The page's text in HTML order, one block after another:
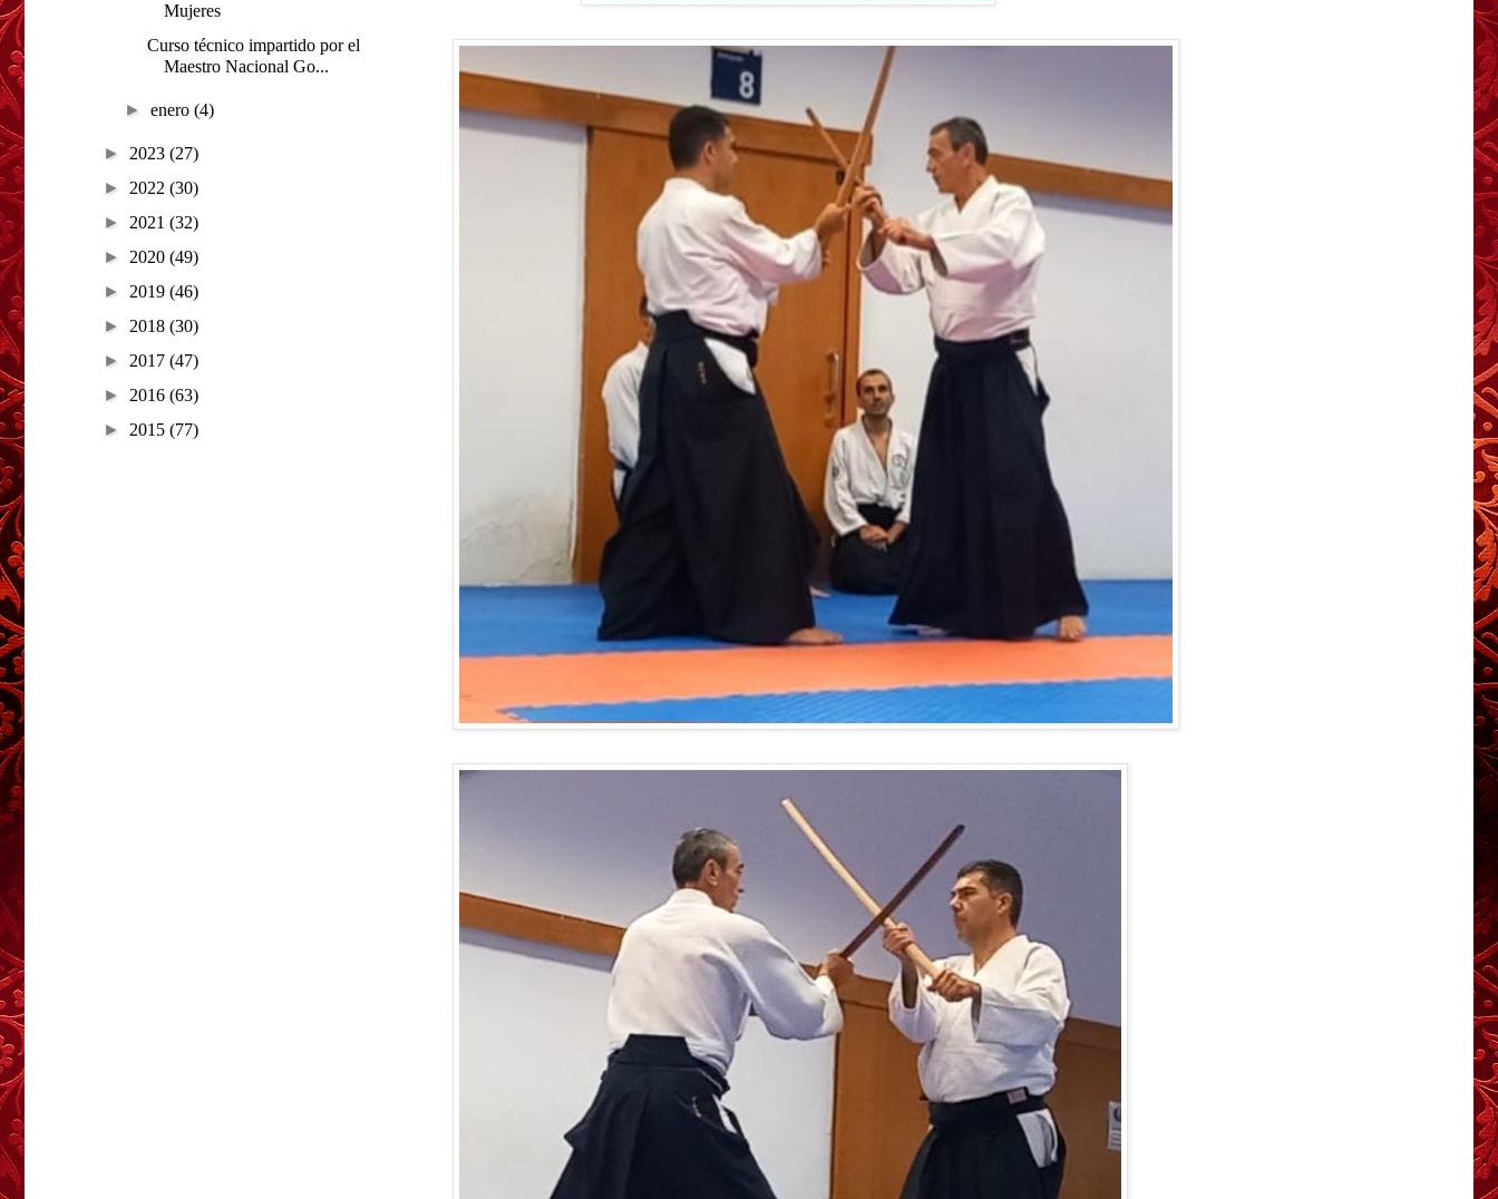
Mujeres
Curso técnico impartido por el
Maestro Nacional Go...
►enero(4)
► 2023 (27)
► 2022 (30)
► 2021 (32)
► 2020 (49)
► 2019 (46)
► 2018 (30)
► 2017 (47)
► 2016 (63)
► 2015 (77)